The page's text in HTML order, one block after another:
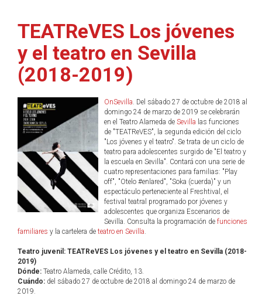
TEATReVES Los jóvenes
y el teatro en Sevilla
(2018-2019)
OnSevilla. Del sábado 27 de octubre de 2018 al
domingo 24 de marzo de 2019 se celebrarán
en el Teatro Alameda de Sevilla las funciones
de "TEATReVES", la segunda edición del ciclo
"Los jóvenes y el teatro". Se trata de un ciclo de
teatro para adolescentes surgido de "El teatro y
la escuela en Sevilla". Contará con una serie de
cuatro representaciones para familias: "Play
off", "Otelo #enlared", "Soka (cuerda)" y un
espectáculo perteneciente al Freshtival, el
festival teatral programado por jóvenes y
adolescentes que organiza Escenarios de
Sevilla. Consulta la programación de funciones
familiares y la cartelera de teatro en Sevilla.
Teatro juvenil: TEATReVES Los jóvenes y el teatro en Sevilla (2018-
2019)
Dónde: Teatro Alameda, calle Crédito, 13.
Cuándo: del sábado 27 de octubre de 2018 al domingo 24 de marzo de
2019.